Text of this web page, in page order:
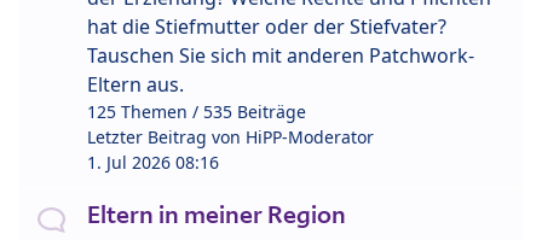
hat die Stiefmutter oder der Stiefvater?
Tauschen Sie sich mit anderen Patchwork-
Eltern aus.
125 Themen / 535 Beiträge
Letzter Beitrag von HiPP-Moderator
1. Jul 2026 08:16
Eltern in meiner Region